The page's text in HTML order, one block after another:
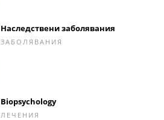
Наследствени заболявания
ЗАБОЛЯВАНИЯ
Biopsychology
ЛЕЧЕНИЯ